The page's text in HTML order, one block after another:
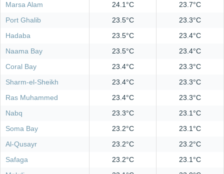
Marsa Alam 24.1°C
23.7°C
Port Ghalib
23.5°C
23.3°C
Hadaba
23.5°C
23.4°C
Naama Bay
23.5°C
23.4°C
Coral Bay
23.4°C
23.3°C
Sharm-el-Sheikh
23.4°C
23.3°C
Ras Muhammed
23.4°C
23.3°C
Nabq
23.3°C
23.1°C
Soma Bay
23.2°C
23.1°C
Al-Qusayr
23.2°C
23.2°C
Safaga
23.2°C
23.1°C